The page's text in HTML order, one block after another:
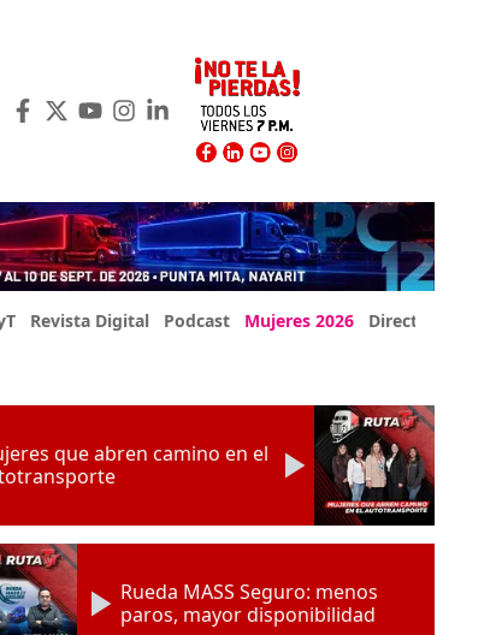
Revista Digital Podcast Mujeres 2026 Directorio Expo
que abren camino en el
Rueda MASS Seguro: menos
paros, mayor disponibilidad